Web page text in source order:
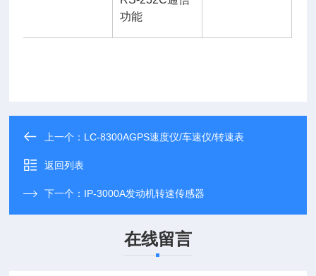
功能
上一个： LC-8300AGPS速度仪/车速仪/转速表
返回列表
下一个： IP-3000A发动机转速传感器
在线留言